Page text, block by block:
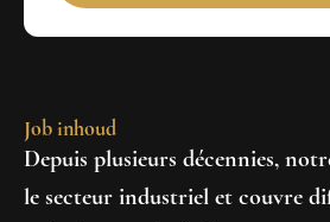
Job inhoud
Depuis plusieurs décennies,
le secteur industriel et couvre